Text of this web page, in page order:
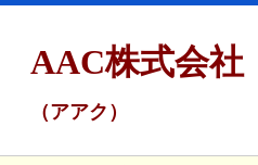
AAC株式会社
（アアク）